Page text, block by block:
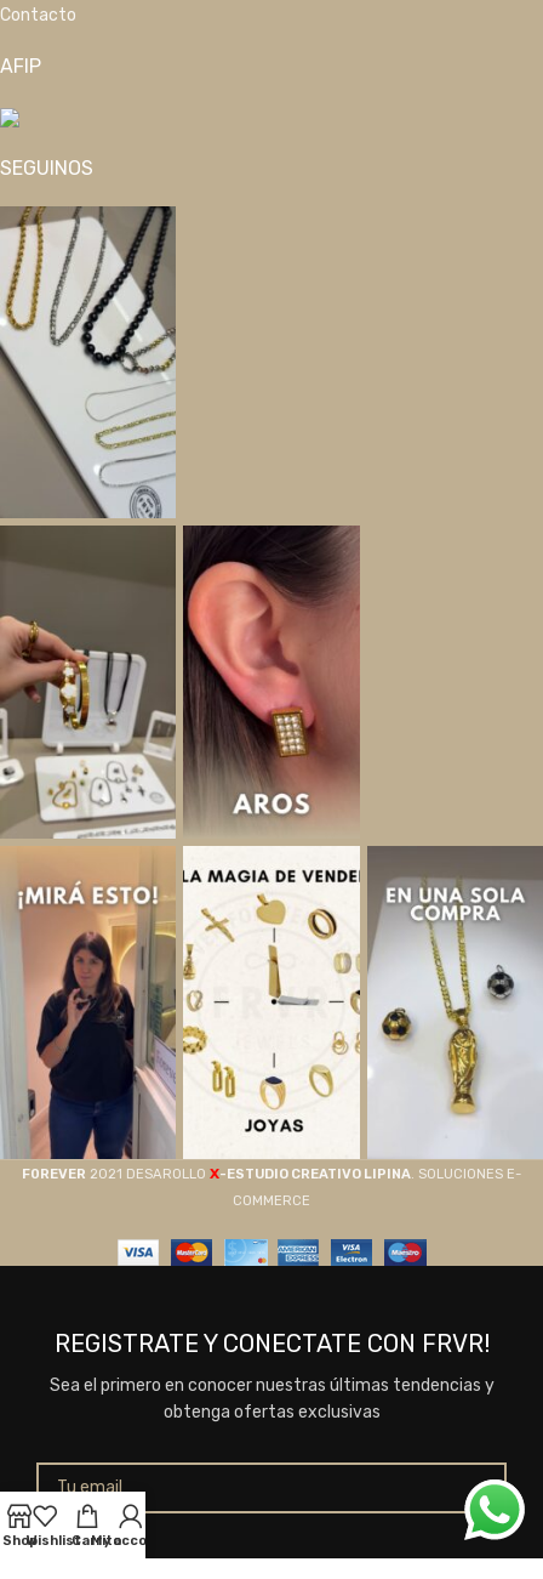
Contacto
AFIP
SEGUINOS
F0REVER 2021 DESAROLLO X-ESTUDIO CREATIVO LIPINA. SOLUCIONES E-
COMMERCE
REGISTRATE Y CONECTATE CON FRVR!
Sea el primero en conocer nuestras últimas tendencias y
obtenga ofertas exclusivas
ShopWishlistCarrito
My account